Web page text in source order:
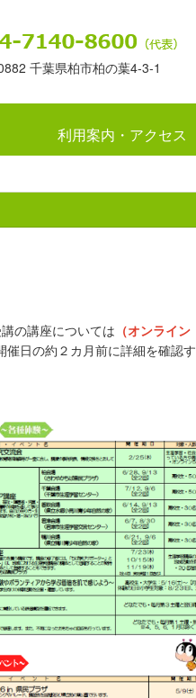
千葉県柏市柏の葉4-3-1
利用案内・アクセス
の講座については （オンライン
日の約２カ月前に詳細を確認す